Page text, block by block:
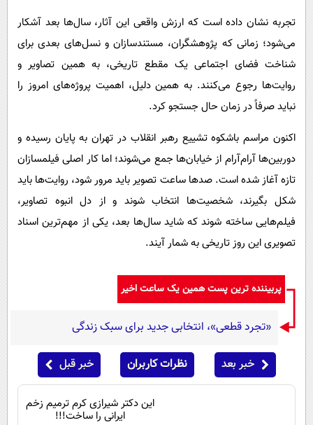
تجربه نشان داده است که ارزش واقعی این آثار، سال‌ها بعد آشکار
می‌شود؛ زمانی که پژوهشگران، مستندسازان و نسل‌های بعدی برای
شناخت فضای اجتماعی یک مقطع تاریخی، به همین تصاویر و
روایت‌ها رجوع می‌کنند. به همین دلیل، اهمیت پروژه‌های امروز را
نباید صرفاً در زمان حال جستجو کرد.
اکنون مراسم باشکوه تشییع رهبر انقلاب در تهران به پایان رسیده و
دوربین‌ها آرام‌آرام از خیابان‌ها جمع می‌شوند؛ اما کار اصلی فیلمسازان
تازه آغاز شده است. صدها ساعت تصویر باید مرور شود، روایت‌ها باید
شکل بگیرند، شخصیت‌ها انتخاب شوند و از دل انبوه تصاویر،
فیلم‌هایی ساخته شوند که شاید سال‌ها بعد، یکی از مهم‌ترین اسناد
تصویری این روز تاریخی به شمار آیند.
پربیننده ترین پست همین یک ساعت اخیر
«تجرد قطعی»، انتخابی جدید برای سبک زندگی
خبر بعد نظرات کاربران خبر قبل
این دکتر شیرازی کرم ترمیم زخم
ایرانی را ساخت!!!